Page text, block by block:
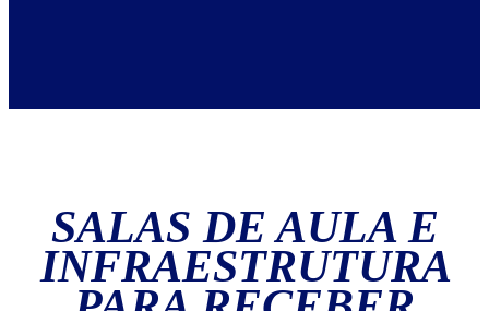
SALAS DE AULA E
INFRAESTRUTURA